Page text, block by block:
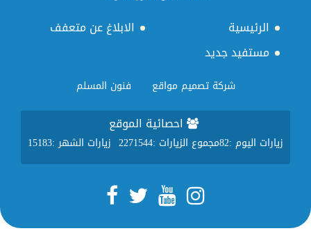
الرئيسية
الابلاغ عن متعفف
مستفيد جديد
شركة تصميم مواقع فنون المسلم
احصائية الموقع
زيارات اليوم :82 زيارات الشهر :15183 مجموع الزيارات :2271544